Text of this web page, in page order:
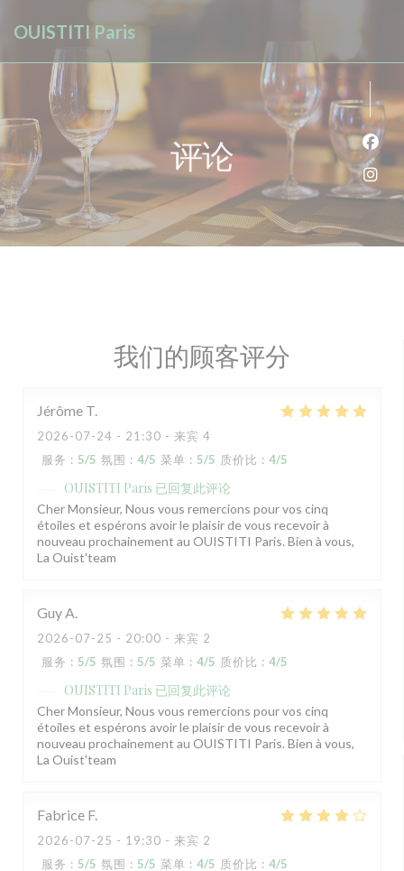
OUISTITI Paris
评论
我们的顾客评分
Jérôme T
2026-07-24 - 21:30 - 来宾 4
服务 : 5/5 氛围 : 4/5 菜单 : 5/5 质价比 : 4/5
OUISTITI Paris 已回复此评论
Cher Monsieur, Nous vous remercions pour vos cinq
étoiles et espérons avoir le plaisir de vous recevoir à
nouveau prochainement au OUISTITI Paris. Bien à vous,
La Ouist'team
GuyA
2026-07-25 - 20:00 - 来宾 2
服务 : 5/5 氛围 : 5/5 菜单 : 4/5 质价比 : 4/5
OUISTITI Paris 已回复此评论
Cher Monsieur, Nous vous remercions pour vos cinq
étoiles et espérons avoir le plaisir de vous recevoir à
nouveau prochainement au OUISTITI Paris. Bien à vous,
La Ouist'team
Fabrice F
2026-07-25 - 19:30 - 来宾 2
服务 : 5/5 氛围 : 5/5 菜单 : 4/5 质价比 : 4/5